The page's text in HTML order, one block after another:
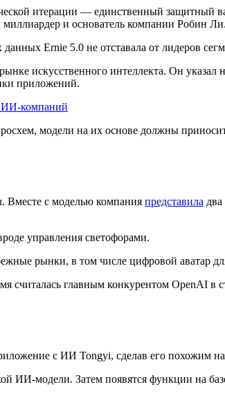
итерации — единственный защитный
и основатель компании Робин Ли.
Ernie 5.0 не отставала от лидеров
искусственного интеллекта. Он
приложений.
ИИ-компаний
модели на их основе должны
Вместе с моделью компания представила
управления светофорами.
рынки, в том числе цифровой аватар
главным конкурентом OpenAI в
с ИИ Tongyi, сделав его похожим
ИИ-модели. Затем появятся функции на